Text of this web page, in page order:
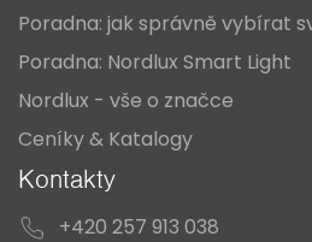
Poradna: jak správně vybírat
Poradna: Nordlux Smart Light
Nordlux - vše o značce
Ceníky & Katalogy
Kontakty
+420 257 913 038